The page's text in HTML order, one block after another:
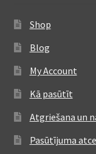
Shop
Blog
My Account
Kā pasūtīt
Atgriešana un
Pasūtījuma